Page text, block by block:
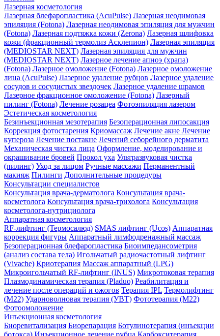
Лазерная косметология
Лазерная блефаропластика (AcuPulse) Лазерная неодимовая
эпиляция (Fotona) Лазерная неодимовая эпиляция для мужчин
(Fotona) Лазерная подтяжка кожи (Zerona) Лазерная шлифовка
кожи (фракционный термолиз Асклепион) Лазерная эпиляция
(MEDIOSTAR NEXT) Лазерная эпиляция для мужчин
(MEDIOSTAR NEXT) Лазерное лечение апноэ (храпа)
(Fotona) Лазерное омоложение (Fotona) Лазерное омоложение
лица (AcuPulse) Лазерное удаление рубцов Лазерное удаление
сосудов и сосудистых звездочек Лазерное удаление шрамов
Лазерное фракционное омоложение (Fotona) Лазерный
пилинг (Fotona) Лечение розацеа Фотоэпиляция лазером
Эстетическая косметология
Безинъекционная мезотерапия Безоперационная липосакция
Коррекция фотостарения Криомассаж Лечение акне Лечение
купероза Лечение постакне Лечений себорейного дерматита
Механическая чистка лица Оформление, моделирование и
окрашивание бровей Прокол уха Ультразвуковая чистка
(пилинг) Уход за лицом Ручные массажи Перманентный
макияж Пилинги Дополнительные процедуры
Консультации специалистов
Консультация врача-дерматолога Консультация врача-
косметолога Консультация врача-трихолога Консультация
косметолога-нутрициолога
Аппаратная косметология
RF-лифтинг (Термосалюд) SMAS лифтинг (Ucos) Аппаратная
коррекция фигуры Аппаратный лимфодренажный массаж
Безоперационная блефаропластика Биоимпедансометрия
(анализ состава тела) Игольчатый радиочастотный лифтинг
(Vivache) Криотерапия Массаж аппаратный (LPG)
Микроигольчатый RF-лифтинг (INUS) Микротоковая терапия
Плазмодинамическая терапия (Pladuo) Реабилитация и
лечение после операций и ожогов Терапия IPL Термолифтинг
(M22) Ударноволновая терапия (УВТ) Фототерапия (М22)
Фотоомоложение
Инъекционная косметология
Биоревитализация Биорепарация Ботулинотерапия (инъекции
ботокса) Инъекционное лечение рубца Карбокситерапия